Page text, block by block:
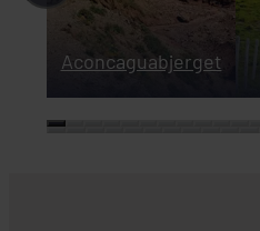
Aconcaguabjerget